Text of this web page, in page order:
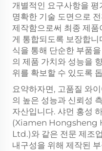
개별적인 요구사항을
명확한 기술 도면으로
제작함으로써 최종 제
게 통합되도록 보장합
식을 통해 단순한 부품
의 제품 가치와 성능을
위를 확보할 수 있도록
요약하자면, 고품질 와
의 높은 성능과 신뢰성
자산입니다. 샤먼 홍성
(Xiamen Hongsheng
Ltd.)와 같은 전문 제조
내구성을 위해 제작된